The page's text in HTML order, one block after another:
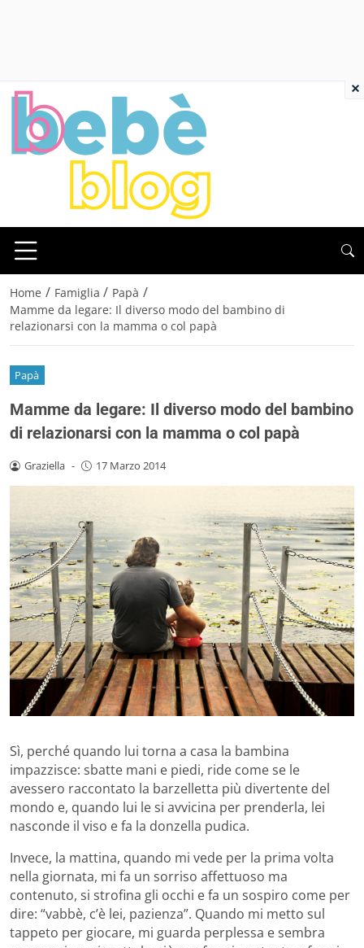
Home / Famiglia / Papà /
Mamme da legare: Il diverso modo del bambino di
relazionarsi con la mamma o col papà
Papà
Mamme da legare: Il diverso modo del bambino
di relazionarsi con la mamma o col papà
Graziella - 17 Marzo 2014
Sì, perché quando lui torna a casa la bambina
impazzisce: sbatte mani e piedi, ride come se le
avessero raccontato la barzelletta più divertente del
mondo e, quando lui le si avvicina per prenderla, lei
nasconde il viso e fa la donzella pudica.
Invece, la mattina, quando mi vede per la prima volta
nella giornata, mi fa un sorriso affettuoso ma
contenuto, si strofina gli occhi e fa un sospiro come per
dire: “vabbè, c’è lei, pazienza”. Quando mi metto sul
tappeto per giocare, mi guarda perplessa e sembra
×